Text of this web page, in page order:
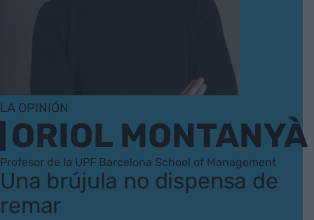
LA OPINIÓN
ORIOL MONTANYÀ
Profesor de la UPF Barcelona School of Management
Una brújula no dispensa de
remar